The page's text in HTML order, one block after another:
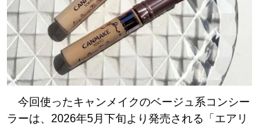
今回使ったキャンメイクのベージュ系コンシー
ラーは、2026年5月下旬より発売される「エアリ